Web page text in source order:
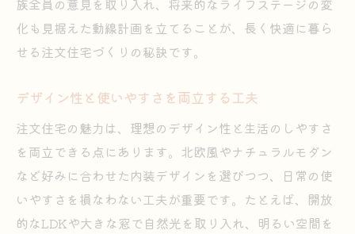
族全員の意見を取り入れ、将来的なライフステージの変
化も見据えた動線計画を立てることが、長く快適に暮ら
せる注文住宅づくりの秘訣です。
デザイン性と使いやすさを両立する工夫
注文住宅の魅力は、理想のデザイン性と生活のしやすさ
を両立できる点にあります。北欧風やナチュラルモダン
など好みに合わせた内装デザインを選びつつ、日常の使
いやすさを損なわない工夫が重要です。たとえば、開放
的なLDKや大きな窓で自然光を取り入れ、明るい空間を